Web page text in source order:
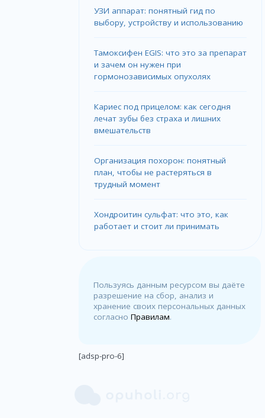
УЗИ аппарат: понятный гид по
выбору, устройству и использованию
Тамоксифен EGIS: что это за препарат
и зачем он нужен при
гормонозависимых опухолях
Кариес под прицелом: как сегодня
лечат зубы без страха и лишних
вмешательств
Организация похорон: понятный
план, чтобы не растеряться в
трудный момент
Хондроитин сульфат: что это, как
работает и стоит ли принимать
Пользуясь данным ресурсом вы даёте
разрешение на сбор, анализ и
хранение своих персональных данных
согласноПравилам.
[adsp-pro-6]